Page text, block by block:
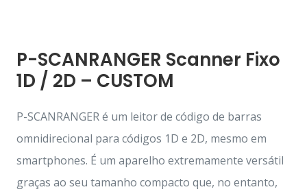
P-SCANRANGER Scanner Fixo
1D / 2D – CUSTOM
P-SCANRANGER é um leitor de código de barras
omnidirecional para códigos 1D e 2D, mesmo em
smartphones. É um aparelho extremamente versátil
graças ao seu tamanho compacto que, no entanto,